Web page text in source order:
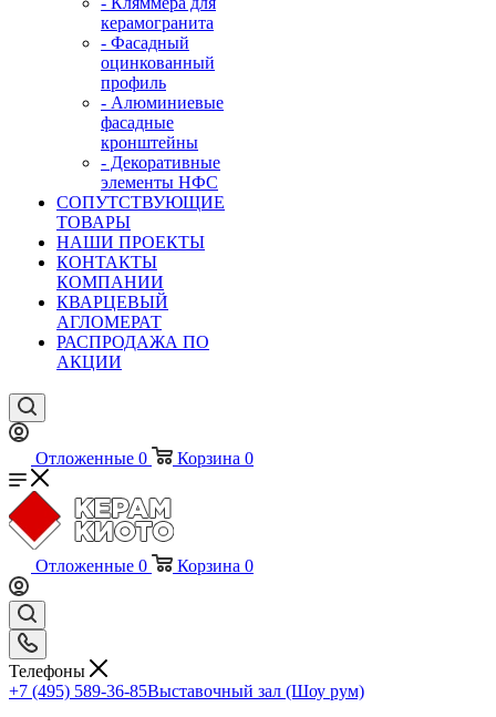
керамогранита
- Фасадный
оцинкованный
профиль
- Алюминиевые
фасадные
кронштейны
- Декоративные
элементы НФС
СОПУТСТВУЮЩИЕ
ТОВАРЫ
НАШИ ПРОЕКТЫ
КОНТАКТЫ
КОМПАНИИ
КВАРЦЕВЫЙ
АГЛОМЕРАТ
РАСПРОДАЖА ПО
АКЦИИ
Отложенные 0 Корзина 0
Отложенные 0 Корзина 0
Телефоны
+7 (495) 589-36-85Выставочный зал (Шоу рум)